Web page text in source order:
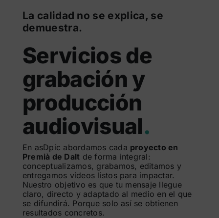
La calidad no se explica, se
demuestra.
Servicios de
grabación y
producción
audiovisual.
En asDpic abordamos cada proyecto en
Premià de Dalt de forma integral:
conceptualizamos, grabamos, editamos y
entregamos vídeos listos para impactar.
Nuestro objetivo es que tu mensaje llegue
claro, directo y adaptado al medio en el que
se difundirá. Porque solo así se obtienen
resultados concretos.